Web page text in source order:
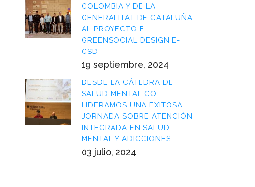
COLOMBIA Y DE LA
GENERALITAT DE CATALUÑA
AL PROYECTO E-
GREENSOCIAL DESIGN E-
GSD
19 septiembre, 2024
DESDE LA CÁTEDRA DE
SALUD MENTAL CO-
LIDERAMOS UNA EXITOSA
JORNADA SOBRE ATENCIÓN
INTEGRADA EN SALUD
MENTAL Y ADICCIONES
03 julio, 2024